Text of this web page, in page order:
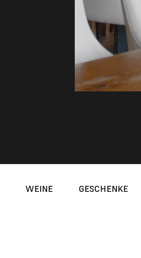
WEINE GESCHENKE